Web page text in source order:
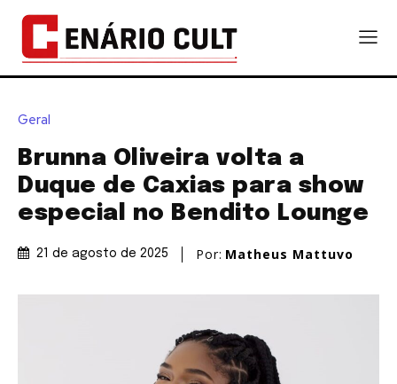
Geral
Brunna Oliveira volta a
Duque de Caxias para show
especial no Bendito Lounge
21 de agosto de 2025 Por: Matheus Mattuvo